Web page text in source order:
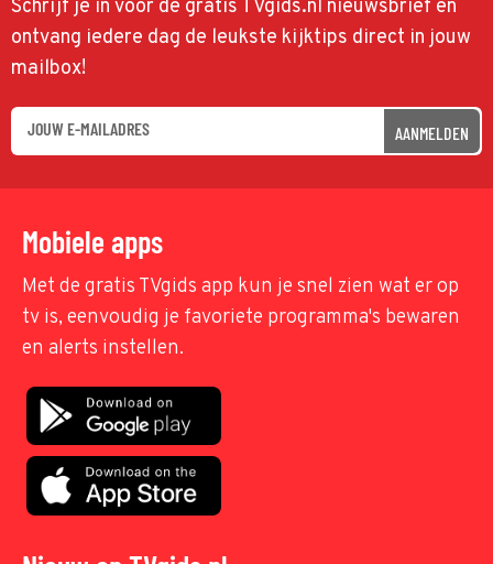
Schrijf je in voor de gratis TVgids.nl nieuwsbrief en
ontvang iedere dag de leukste kijktips direct in jouw
mailbox!
AANMELDEN
Mobiele apps
Met de gratis TVgids app kun je snel zien wat er op
tv is, eenvoudig je favoriete programma's bewaren
en alerts instellen.